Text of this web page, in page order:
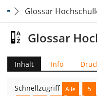
Glossar
Glossar
Inhalt Info
Schnellzugriff Alle 5